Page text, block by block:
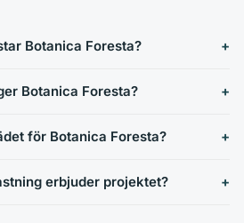
Botanica Foresta?
Botanica Foresta?
för Botanica Foresta?
erbjuder projektet?